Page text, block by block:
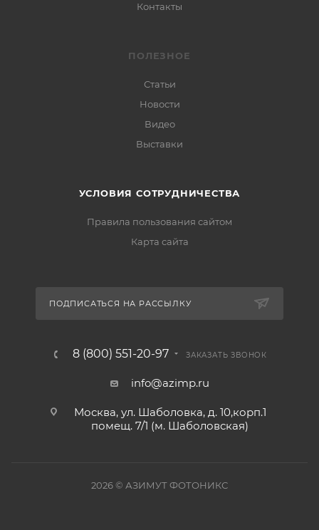
Контакты
ПОЛЕЗНОЕ
Статьи
Новости
Видео
Выставки
УСЛОВИЯ СОТРУДНИЧЕСТВА
Правила пользования сайтом
Карта сайта
ПОДПИСАТЬСЯ НА РАССЫЛКУ
8 (800) 551-20-97 ЗАКАЗАТЬ ЗВОНОК
info@azimp.ru
Москва, ул. Шаболовка, д. 10,корп.1
помещ. 7/1 (м. Шаболовская)
2026© АЗИМУТ ФОТОНИКС